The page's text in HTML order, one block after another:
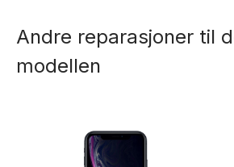
flere
varianter.
Andre reparasjoner til
modellen